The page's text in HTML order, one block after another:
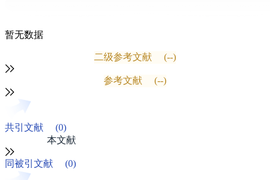
暂无数据
二级参考文献 (--)
参考文献 (--)
共引文献
(0)
本文献
同被引文献 (0)